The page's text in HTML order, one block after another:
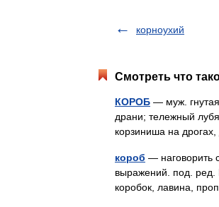
корноухий
Смотреть что
КОРОБ — муж.
драни; тележный
корзиниша на
короб — наговорить
выражений. под. ред.
коробок, лавина,